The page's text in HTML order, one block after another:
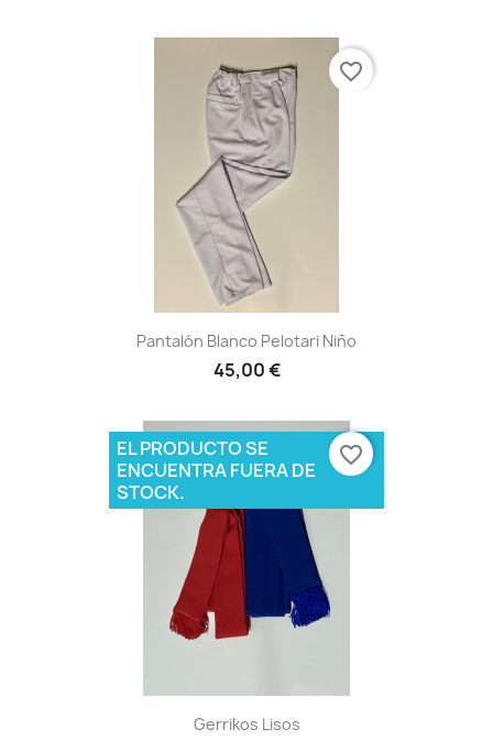
Pantalón Blanco Pelotari Niño
45,00 €
favorite_border
Gerrikos Lisos
EL PRODUCTO SE
ENCUENTRA FUERA DE
STOCK.
favorite_border